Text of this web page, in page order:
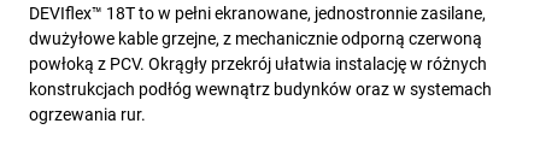
DEVIflex™ 18T to w pełni ekranowane, jednostronnie zasilane,
dwużyłowe kable grzejne, z mechanicznie odporną czerwoną
powłoką z PCV. Okrągły przekrój ułatwia instalację w różnych
konstrukcjach podłóg wewnątrz budynków oraz w systemach
ogrzewania rur.